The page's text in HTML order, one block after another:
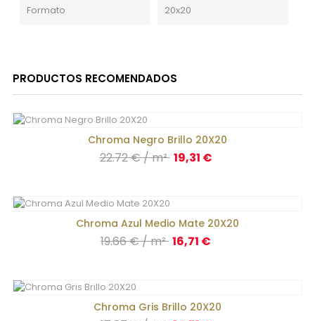
Formato 20x20
PRODUCTOS RECOMENDADOS
Chroma Negro Brillo 20X20
22.72 € / m² Precio
19,31 €
Chroma Azul Medio Mate 20X20
19.66 € / m² Precio
16,71 €
Chroma Gris Brillo 20X20